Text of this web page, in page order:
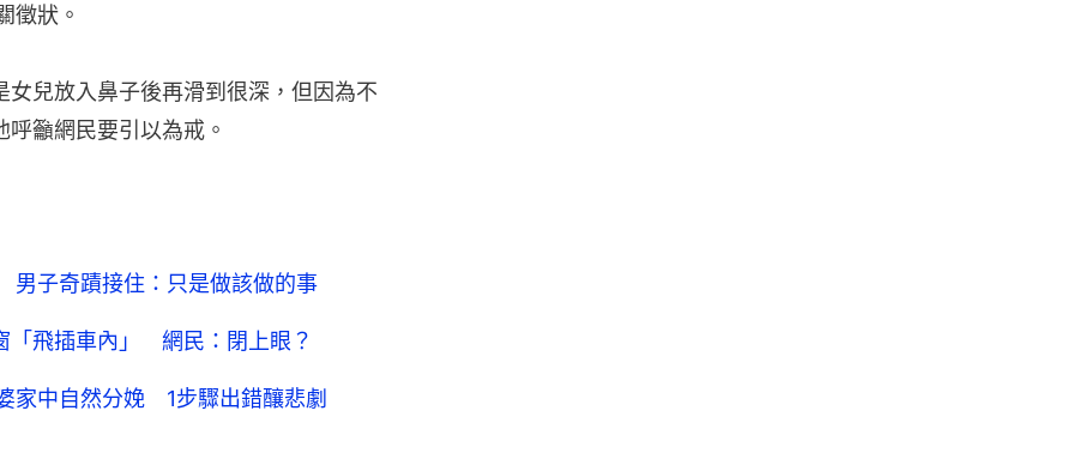
徵狀。
兒放入鼻子後再滑到很深，但因為不
籲網民要引以為戒。
子奇蹟接住：只是做該做的事
「飛插車內」 網民：閉上眼？
家中自然分娩 1步驟出錯釀悲劇